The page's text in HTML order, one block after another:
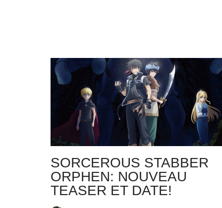
SORCEROUS STABBER
ORPHEN: NOUVEAU
TEASER ET DATE!